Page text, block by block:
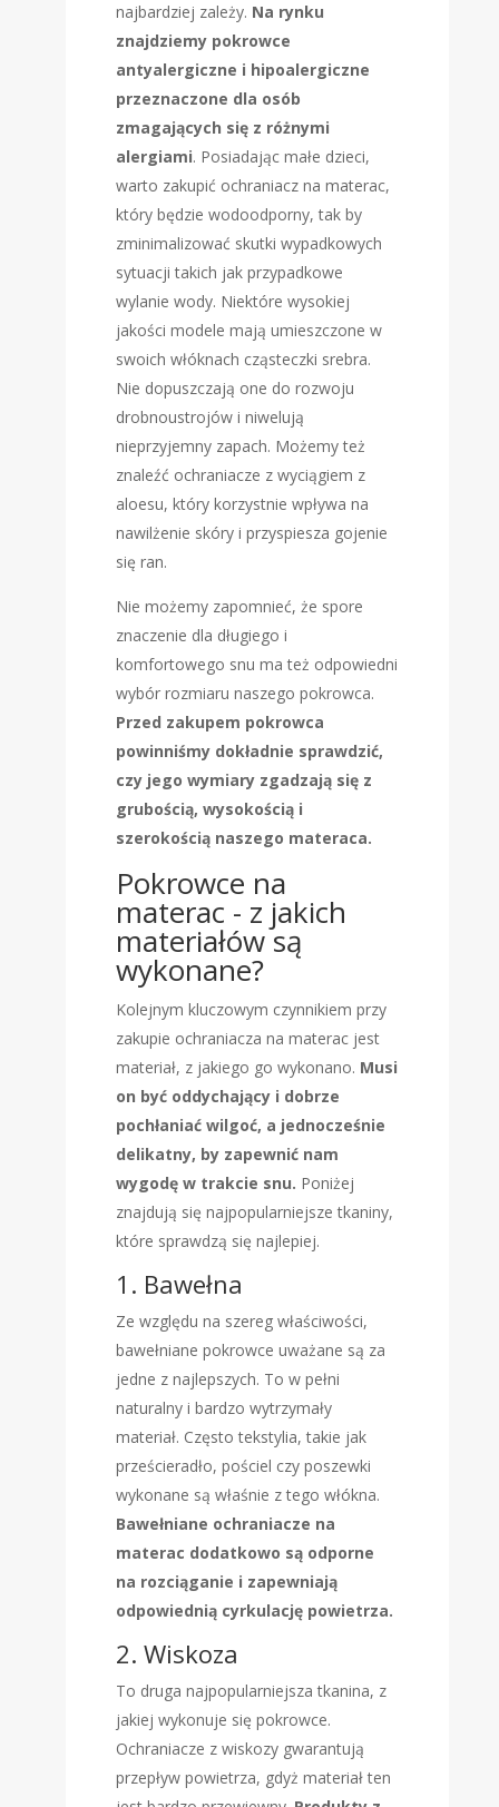
najbardziej zależy. Na rynku
znajdziemy pokrowce
antyalergiczne i hipoalergiczne
przeznaczone dla osób
zmagających się z różnymi
alergiami. Posiadając małe dzieci,
warto zakupić ochraniacz na materac,
który będzie wodoodporny, tak by
zminimalizować skutki wypadkowych
sytuacji takich jak przypadkowe
wylanie wody. Niektóre wysokiej
jakości modele mają umieszczone w
swoich włóknach cząsteczki srebra.
Nie dopuszczają one do rozwoju
drobnoustrojów i niwelują
nieprzyjemny zapach. Możemy też
znaleźć ochraniacze z wyciągiem z
aloesu, który korzystnie wpływa na
nawilżenie skóry i przyspiesza gojenie
się ran.
Nie możemy zapomnieć, że spore
znaczenie dla długiego i
komfortowego snu ma też odpowiedni
wybór rozmiaru naszego pokrowca.
Przed zakupem pokrowca
powinniśmy dokładnie sprawdzić,
czy jego wymiary zgadzają się z
grubością, wysokością i
szerokością naszego materaca.
Pokrowce na
materac - z jakich
materiałów są
wykonane?
Kolejnym kluczowym czynnikiem przy
zakupie ochraniacza na materac jest
materiał, z jakiego go wykonano. Musi
on być oddychający i dobrze
pochłaniać wilgoć, a jednocześnie
delikatny, by zapewnić nam
wygodę w trakcie snu. Poniżej
znajdują się najpopularniejsze tkaniny,
które sprawdzą się najlepiej.
1. Bawełna
Ze względu na szereg właściwości,
bawełniane pokrowce uważane są za
jedne z najlepszych. To w pełni
naturalny i bardzo wytrzymały
materiał. Często tekstylia, takie jak
prześcieradło, pościel czy poszewki
wykonane są właśnie z tego włókna.
Bawełniane ochraniacze na
materac dodatkowo są odporne
na rozciąganie i zapewniają
odpowiednią cyrkulację powietrza.
2. Wiskoza
To druga najpopularniejsza tkanina, z
jakiej wykonuje się pokrowce.
Ochraniacze z wiskozy gwarantują
przepływ powietrza, gdyż materiał ten